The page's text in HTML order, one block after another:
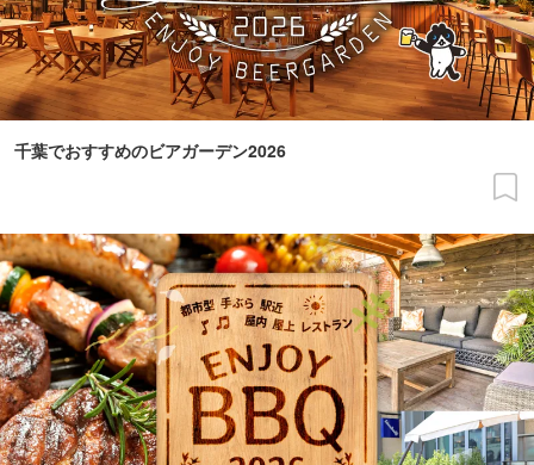
千葉でおすすめのビアガーデン2026